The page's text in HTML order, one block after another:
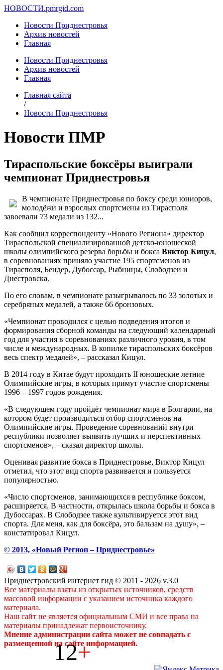
НОВОСТИ.pmrgid.com
Новости Приднестровья
Архив новостей
Главная
Новости Приднестровья
Архив новостей
Главная
Главная сайта
/
Новости Приднестровья
Новости ПМР
Тираспольские боксёры выиграли
чемпионат Приднестровья
В чемпионате Приднестровья по боксу среди юниоров,
молодёжи и взрослых спортсмены из Тирасполя
завоевали 73 медали из 132...
Как сообщил корреспонденту «Нового Региона» директор
Тираспольской специализированной детско-юношеской
школы олимпийского резерва борьбы и бокса Виктор Кицул,
в соревнованиях приняло участие 195 спортсменов из
Тирасполя, Бендер, Дубоссар, Рыбницы, Слободзеи и
Днестровска.
По его словам, в чемпионате разыгрывалось по 33 золотых и
серебряных медалей, а также 66 бронзовых.
«Чемпионат проводился с целью подведения итогов и
формирования сборной команды на следующий календарный
год для участия в соревнованиях различного уровня, в том
числе и международных. В копилке тираспольских боксёров
весь спектр медалей», – рассказал Кицул.
В 2014 году в Китае будут проходить II юношеские летние
Олимпийские игры, в которых примут участие спортсмены
1996 – 1997 годов рождения.
«В следующем году пройдёт чемпионат мира в Болгарии, на
котором будет производиться отбор спортсменов на
Олимпийские игры. Проведение соревнований внутри
республики позволяет выявить лучших и перспективных
спортсменов», – сказал директор школы.
Оценивая развитие бокса в Приднестровье, Виктор Кицул
отметил, что этот вид спорта развивается и пользуется
популярностью.
«Число спортсменов, занимающихся в республике боксом,
расширяется. В частности, открылась школа борьбы и бокса в
Дубоссарах. В Слободзее также культивируется этот вид
спорта. Для меня, как для боксёра, это бальзам на душу», –
констатировал Кицул.
© 2013, «Новый Регион – Приднестровье»
Приднестровский интернет гид © 2011 - 2026 v.3.0
Все материалы взяты из открытых источников, средств
массовой информации с указанием источника каждого
материала.
Наш сайт не является официальным СМИ и все права на
материалы принадлежат первоисточнику.
Мнение администрации сайта может не совпадать с
размещенной на сайте информацией.
12+